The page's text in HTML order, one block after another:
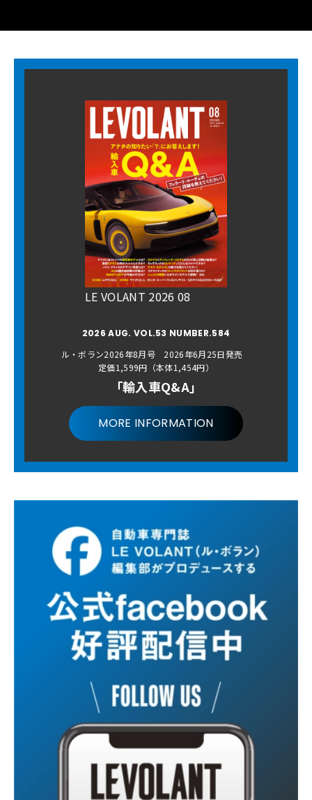
LE VOLANT 2026 08
2026 AUG. VOL.53 NUMBER.584
ル・ボラン2026年8月号 2026年6月25日発売
定価1,599円（本体1,454円）
「輸入車Q&A」
MORE INFORMATION